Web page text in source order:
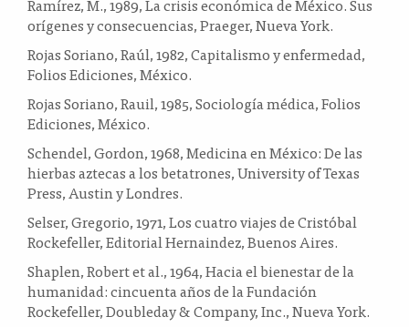
Ramírez, M., 1989, La crisis económica de México. Sus
orígenes y consecuencias, Praeger, Nueva York.
Rojas Soriano, Raúl, 1982, Capitalismo y enfermedad,
Folios Ediciones, México.
Rojas Soriano, Rauil, 1985, Sociología médica, Folios
Ediciones, México.
Schendel, Gordon, 1968, Medicina en México: De las
hierbas aztecas a los betatrones, University of Texas
Press, Austin y Londres.
Selser, Gregorio, 1971, Los cuatro viajes de Cristóbal
Rockefeller, Editorial Hernaindez, Buenos Aires.
Shaplen, Robert et al., 1964, Hacia el bienestar de la
humanidad: cincuenta años de la Fundación
Rockefeller, Doubleday & Company, Inc., Nueva York.